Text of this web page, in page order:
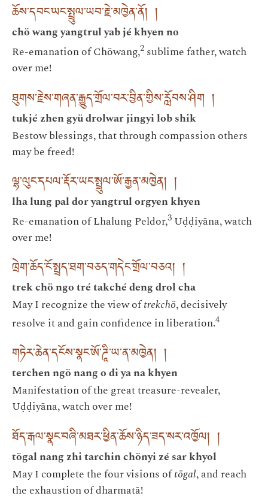
ཆོས་དབང་ཡང་སྤྲུལ་ཡབ་རྗེ་མཁྱེན་ནོ། །
chö wang yangtrul yab jé khyen no
Re-emanation of Chöwang,2 sublime father, watch
over me!
ཐུགས་རྗེས་གཞན་རྒྱུད་གྲོལ་བར་བྱིན་གྱིས་རློབས་ཤིག །
tukjé zhen gyü drolwar jingyi lob shik
Bestow blessings, that through compassion others
may be freed!
ལྷ་ལུང་དཔལ་རྡོར་ཡང་སྤྲུལ་ཨོ་རྒྱན་མཁྱེན། །
lha lung pal dor yangtrul orgyen khyen
Re-emanation of Lhalung Peldor,3 Uḍḍiyāna, watch
over me!
ཁྲེག་ཆོད་ངོ་སྤྲད་ཐག་བཅད་གདེང་གྲོལ་བཅའ། །
trek chö ngo tré takché deng drol cha
May I recognize the view oftrekchö, decisively
resolve it and gain confidence in liberation.4
གཏེར་ཆེན་དངོས་སྣང་ཨོ་ཌཱི་ཡ་ན་མཁྱེན། །
terchen ngö nang o di ya na khyen
Manifestation of the great treasure-revealer,
Uḍḍiyāna, watch over me!
ཐོད་རྒལ་སྣང་བཞི་མཐར་ཕྱིན་ཆོས་ཉིད་ཟད་སར་འཁྱོལ། །
tögal nang zhi tarchin chönyi zé sar khyol
May I complete the four visions oftögal, and reach
the exhaustion of dharmatā!